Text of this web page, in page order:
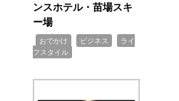
ンスホテル・苗場スキ
ー場
おでかけ ビジネス
ライ
フスタイル